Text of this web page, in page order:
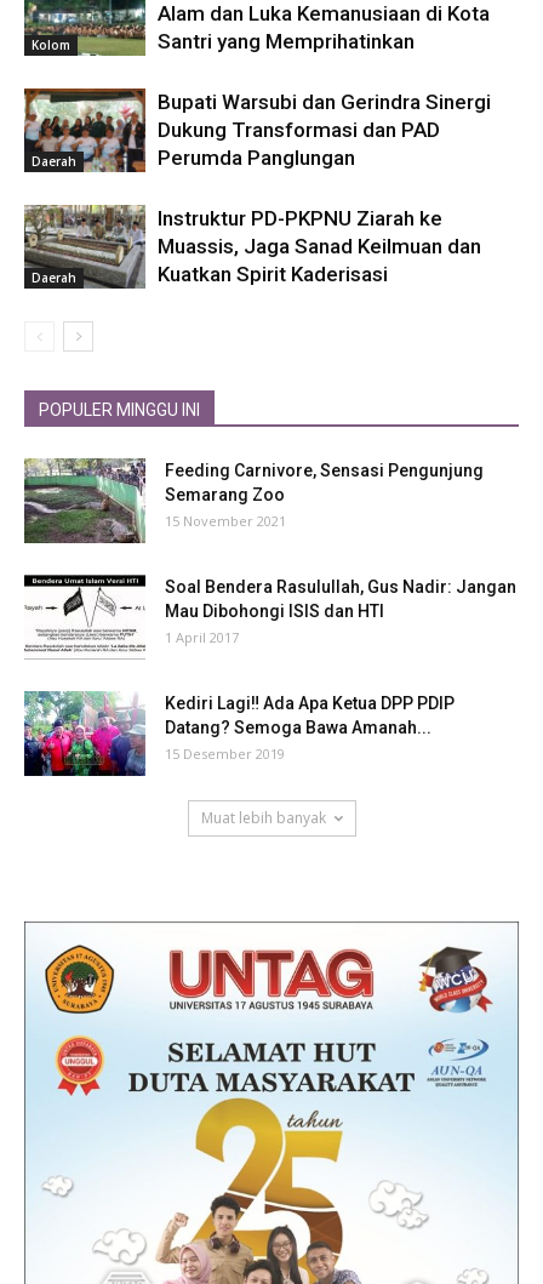
Kolom
Alam dan Luka Kemanusiaan di Kota
Santri yang Memprihatinkan
Daerah
Bupati Warsubi dan Gerindra Sinergi
Dukung Transformasi dan PAD
Perumda Panglungan
Daerah
Instruktur PD-PKPNU Ziarah ke
Muassis, Jaga Sanad Keilmuan dan
Kuatkan Spirit Kaderisasi
POPULER MINGGU INI
Feeding Carnivore, Sensasi Pengunjung
Semarang Zoo
15 November 2021
Soal Bendera Rasulullah, Gus Nadir: Jangan
Mau Dibohongi ISIS dan HTI
1 April 2017
Kediri Lagi‼ Ada Apa Ketua DPP PDIP
Datang? Semoga Bawa Amanah...
15 Desember 2019
Muat lebih banyak